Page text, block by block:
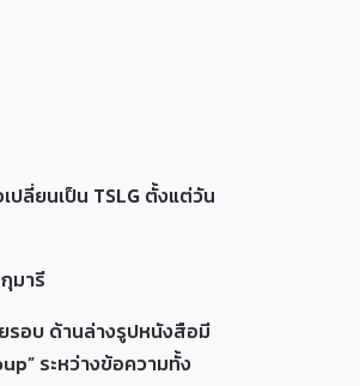
ปลี่ยนเป็น TSLG ตั้งแต่วัน
มารี
อบ ด้านล่างรูปหนังสือมี
ระหว่างข้อความทั้ง